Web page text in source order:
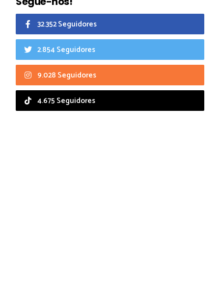
32.352 Seguidores
2.854 Seguidores
9.028 Seguidores
4.675 Seguidores